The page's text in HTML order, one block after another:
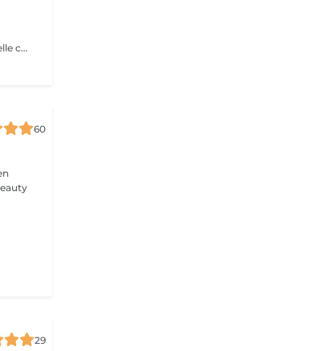
Massage abdominal profond issu de la médecine traditionnelle chinoise aidant à libérer les tensions du ventre et à retrouver légèreté et équilibre.
60
29